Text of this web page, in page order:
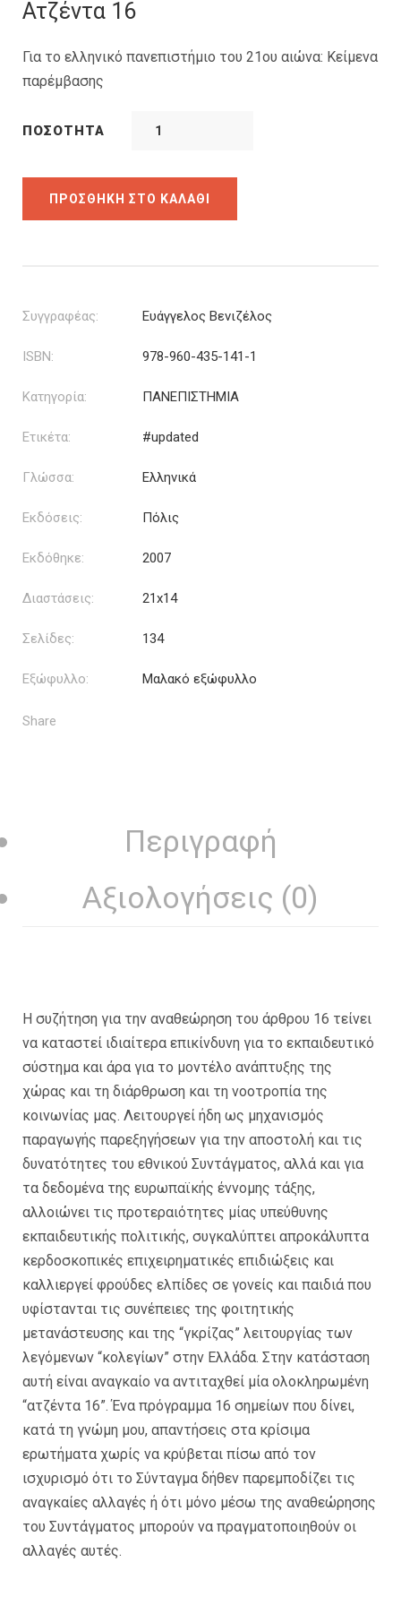
6.85€.
Ατζέντα 16
Για το ελληνικό πανεπιστήμιο του 21ου αιώνα: Κείμενα
παρέμβασης
ΠΟΣΌΤΗΤΑ
ΠΡΟΣΘΉΚΗ ΣΤΟ ΚΑΛΆΘΙ
Συγγραφέας: Ευάγγελος Βενιζέλος
ISBN: 978-960-435-141-1
Κατηγορία: ΠΑΝΕΠΙΣΤΗΜΙΑ
Ετικέτα: #updated
Γλώσσα: Ελληνικά
Εκδόσεις: Πόλις
Εκδόθηκε: 2007
Διαστάσεις: 21x14
Σελίδες: 134
Εξώφυλλο: Μαλακό εξώφυλλο
Share
Περιγραφή
Αξιολογήσεις (0)
Η συζήτηση για την αναθεώρηση του άρθρου 16 τείνει
να καταστεί ιδιαίτερα επικίνδυνη για το εκπαιδευτικό
σύστημα και άρα για το μοντέλο ανάπτυξης της
χώρας και τη διάρθρωση και τη νοοτροπία της
κοινωνίας μας. Λειτουργεί ήδη ως μηχανισμός
παραγωγής παρεξηγήσεων για την αποστολή και τις
δυνατότητες του εθνικού Συντάγματος, αλλά και για
τα δεδομένα της ευρωπαϊκής έννομης τάξης,
αλλοιώνει τις προτεραιότητες μίας υπεύθυνης
εκπαιδευτικής πολιτικής, συγκαλύπτει απροκάλυπτα
κερδοσκοπικές επιχειρηματικές επιδιώξεις και
καλλιεργεί φρούδες ελπίδες σε γονείς και παιδιά που
υφίστανται τις συνέπειες της φοιτητικής
μετανάστευσης και της “γκρίζας” λειτουργίας των
λεγόμενων “κολεγίων” στην Ελλάδα. Στην κατάσταση
αυτή είναι αναγκαίο να αντιταχθεί μία ολοκληρωμένη
“ατζέντα 16”. Ένα πρόγραμμα 16 σημείων που δίνει,
κατά τη γνώμη μου, απαντήσεις στα κρίσιμα
ερωτήματα χωρίς να κρύβεται πίσω από τον
ισχυρισμό ότι το Σύνταγμα δήθεν παρεμποδίζει τις
αναγκαίες αλλαγές ή ότι μόνο μέσω της αναθεώρησης
του Συντάγματος μπορούν να πραγματοποιηθούν οι
αλλαγές αυτές.